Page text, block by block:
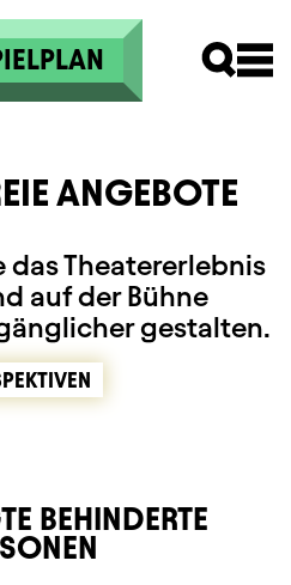
ANGEBOTE
das Theatererlebnis
auf der Bühne
gestalten.
BEHINDERTE